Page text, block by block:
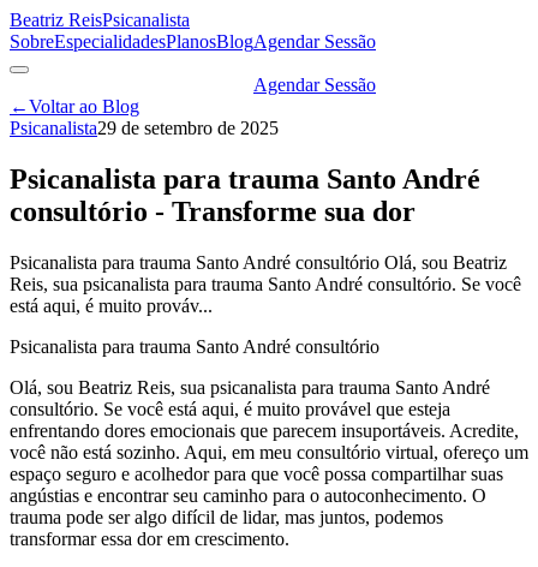
Beatriz ReisPsicanalista
SobreEspecialidadesPlanosBlogAgendar Sessão
Agendar Sessão
←Voltar ao Blog
Psicanalista29 de setembro de 2025
Psicanalista para trauma Santo André
consultório - Transforme sua dor
Psicanalista para trauma Santo André consultório Olá, sou Beatriz
Reis, sua psicanalista para trauma Santo André consultório. Se você
está aqui, é muito prováv...
Psicanalista para trauma Santo André consultório
Olá, sou Beatriz Reis, sua psicanalista para trauma Santo André
consultório. Se você está aqui, é muito provável que esteja
enfrentando dores emocionais que parecem insuportáveis. Acredite,
você não está sozinho. Aqui, em meu consultório virtual, ofereço um
espaço seguro e acolhedor para que você possa compartilhar suas
angústias e encontrar seu caminho para o autoconhecimento. O
trauma pode ser algo difícil de lidar, mas juntos, podemos
transformar essa dor em crescimento.